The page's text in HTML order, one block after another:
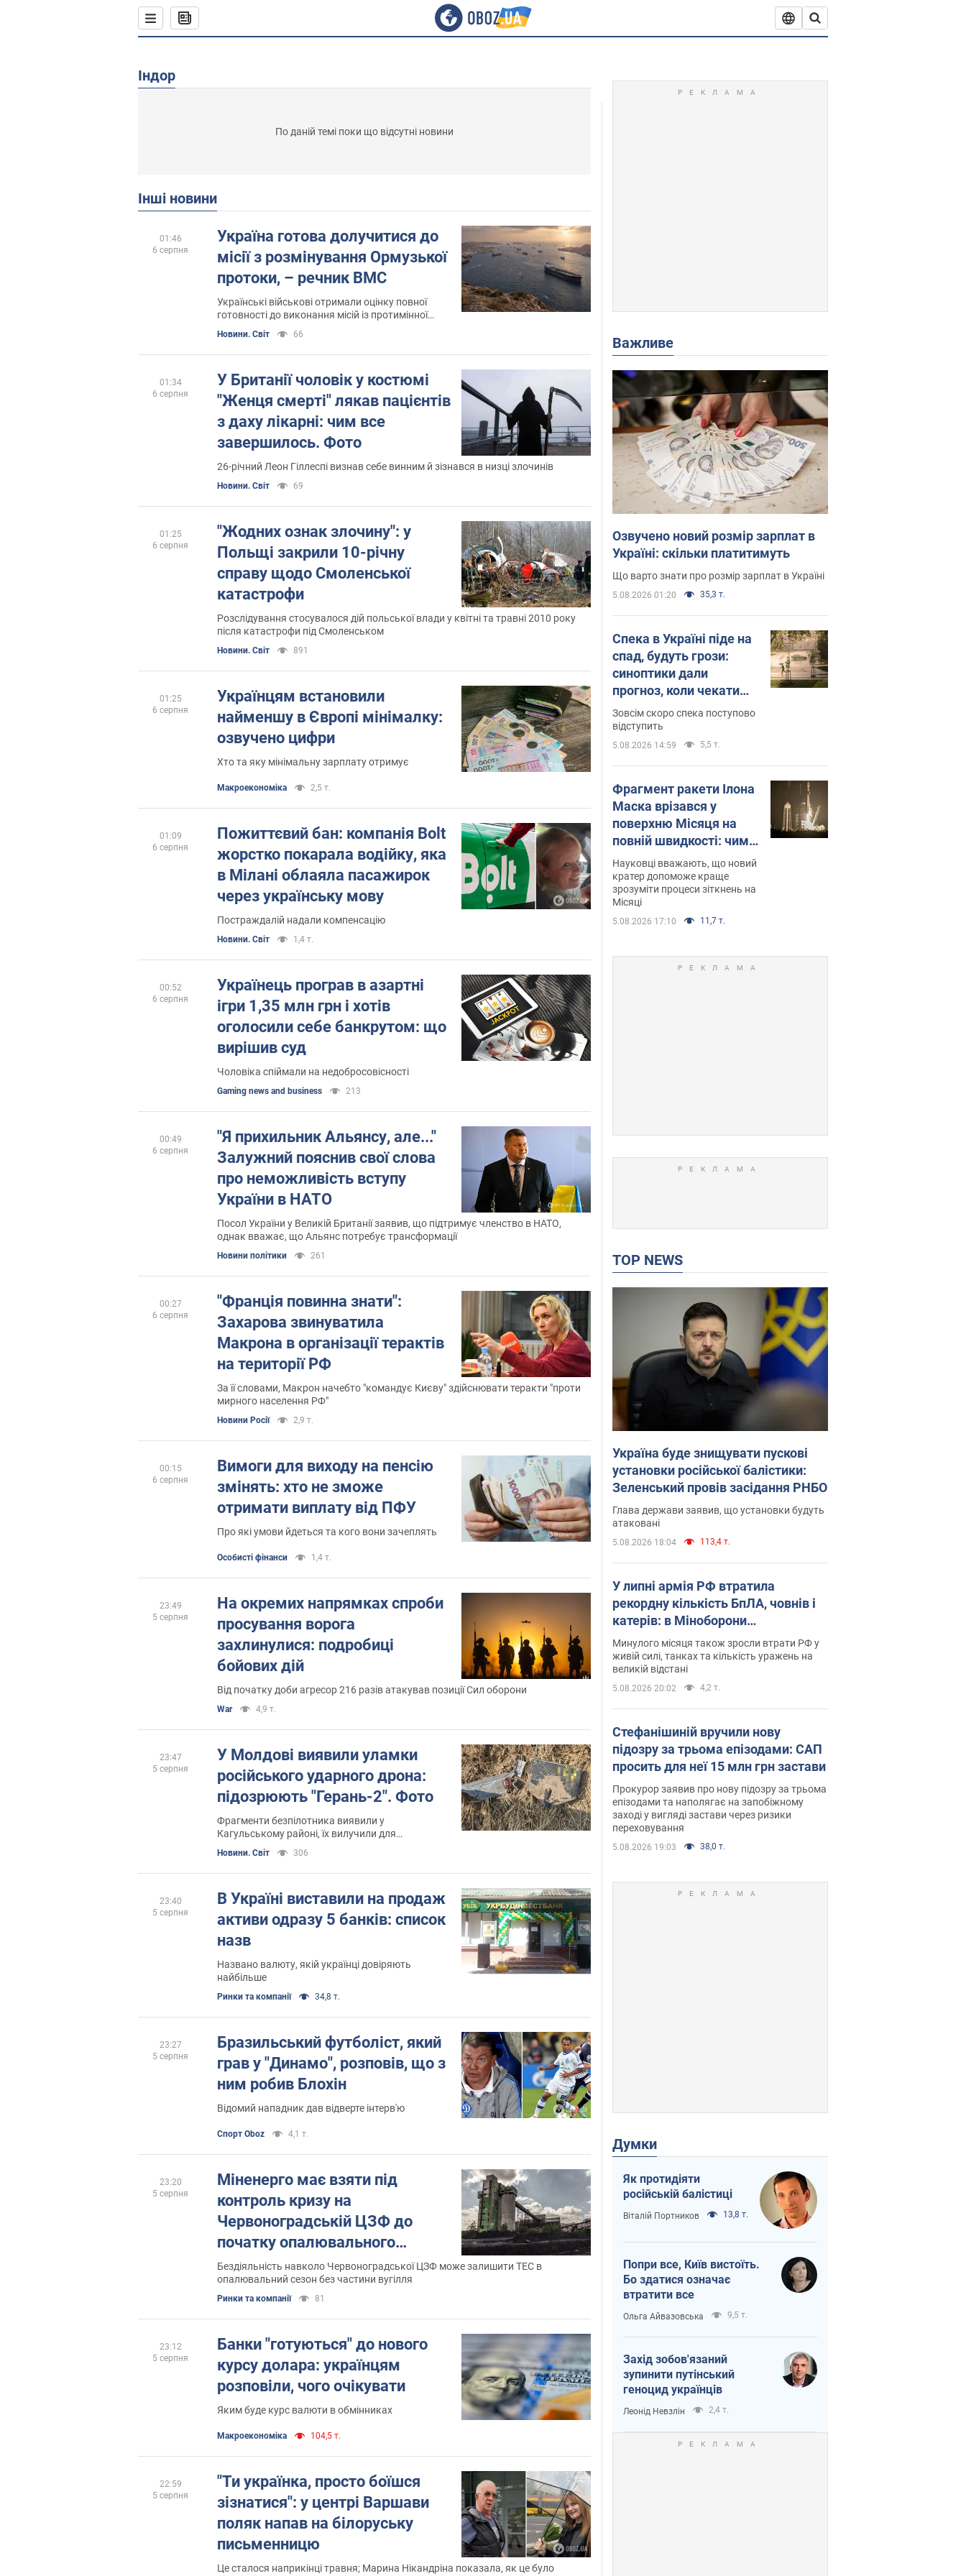
Індор
По даній темі поки що відсутні новини
Інші новини
Україна готова долучитися до
місії з розмінування Ормузької
протоки, – речник ВМС
Українські військові отримали оцінку повної
готовності до виконання місій із протимінної
діяльності під час навчань Sea Breeze 2026
Новини. Світ 66
01:46
6 серпня
У Британії чоловік у костюмі
"Женця смерті" лякав пацієнтів
з даху лікарні: чим все
завершилось. Фото
26-річний Леон Гіллеспі визнав себе винним й зізнався в низці злочинів
Новини. Світ 69
01:34
6 серпня
"Жодних ознак злочину": у
Польщі закрили 10-річну
справу щодо Смоленської
катастрофи
Розслідування стосувалося дій польської влади у квітні та травні 2010 року
після катастрофи під Смоленськом
Новини. Світ 891
01:25
6 серпня
Українцям встановили
найменшу в Європі мінімалку:
озвучено цифри
Хто та яку мінімальну зарплату отримує
Mакроекономіка 2,5 т.
01:25
6 серпня
Пожиттєвий бан: компанія Bolt
жорстко покарала водійку, яка
в Мілані облаяла пасажирок
через українську мову
Постраждалій надали компенсацію
Новини. Світ 1,4 т.
01:09
6 серпня
Українець програв в азартні
ігри 1,35 млн грн і хотів
оголосили себе банкрутом: що
вирішив суд
Чоловіка спіймали на недобросовісності
Gaming news and business 213
00:52
6 серпня
"Я прихильник Альянсу, але..."
Залужний пояснив свої слова
про неможливість вступу
України в НАТО
Посол України у Великій Британії заявив, що підтримує членство в НАТО,
однак вважає, що Альянс потребує трансформації
Новини політики 261
00:49
6 серпня
"Франція повинна знати":
Захарова звинуватила
Макрона в організації терактів
на території РФ
За її словами, Макрон начебто "командує Києву" здійснювати теракти "проти
мирного населення РФ"
Новини Росії 2,9 т.
00:27
6 серпня
Вимоги для виходу на пенсію
змінять: хто не зможе
отримати виплату від ПФУ
Про які умови йдеться та кого вони зачеплять
Особисті фінанси 1,4 т.
00:15
6 серпня
На окремих напрямках спроби
просування ворога
захлинулися: подробиці
бойових дій
Від початку доби агресор 216 разів атакував позиції Сил оборони
War 4,9 т.
23:49
5 серпня
У Молдові виявили уламки
російського ударного дрона:
підозрюють "Герань-2". Фото
Фрагменти безпілотника виявили у
Кагульському районі, їх вилучили для
проведення експертиз
Новини. Світ 306
23:47
5 серпня
В Україні виставили на продаж
активи одразу 5 банків: список
назв
Названо валюту, якій українці довіряють
найбільше
Ринки та компанії 34,8 т.
23:40
5 серпня
Бразильський футболіст, який
грав у "Динамо", розповів, що з
ним робив Блохін
Відомий нападник дав відверте інтерв'ю
Спорт Oboz 4,1 т.
23:27
5 серпня
Міненерго має взяти під
контроль кризу на
Червоноградській ЦЗФ до
початку опалювального
сезону, – Омельченко
Бездіяльність навколо Червоноградської ЦЗФ може залишити ТЕС в
опалювальний сезон без частини вугілля
Ринки та компанії 81
23:20
5 серпня
Банки "готуються" до нового
курсу долара: українцям
розповіли, чого очікувати
Яким буде курс валюти в обмінниках
Mакроекономіка 104,5 т.
23:12
5 серпня
"Ти українка, просто боїшся
зізнатися": у центрі Варшави
поляк напав на білоруську
письменницю
Це сталося наприкінці травня; Марина Нікандріна показала, як це було
22:59
5 серпня
Важливе
Озвучено новий розмір зарплат в
Україні: скільки платитимуть
Що варто знати про розмір зарплат в Україні
5.08.2026 01:20 35,3 т.
Спека в Україні піде на
спад, будуть грози:
синоптики дали
прогноз, коли чекати
зміни погоди
Зовсім скоро спека поступово
відступить
5.08.2026 14:59 5,5 т.
Фрагмент ракети Ілона
Маска врізався у
поверхню Місяця на
повній швидкості: чим
усе завершилось
Науковці вважають, що новий
кратер допоможе краще
зрозуміти процеси зіткнень на
Місяці
5.08.2026 17:10 11,7 т.
TOP NEWS
Україна буде знищувати пускові
установки російської балістики:
Зеленський провів засідання РНБО
Глава держави заявив, що установки будуть
атаковані
5.08.2026 18:04 113,4 т.
У липні армія РФ втратила
рекордну кількість БпЛА, човнів і
катерів: в Міноборони
оприлюднили статистику
Минулого місяця також зросли втрати РФ у
живій силі, танках та кількість уражень на
великій відстані
5.08.2026 20:02 4,2 т.
Стефанішиній вручили нову
підозру за трьома епізодами: САП
просить для неї 15 млн грн застави
Прокурор заявив про нову підозру за трьома
епізодами та наполягає на запобіжному
заході у вигляді застави через ризики
переховування
5.08.2026 19:03 38,0 т.
Думки
Як протидіяти
російській балістиці
Віталій Портников 13,8 т.
Попри все, Київ вистоїть.
Бо здатися означає
втратити все
Ольга Айвазовська 9,5 т.
Захід зобов'язаний
зупинити путінський
геноцид українців
Леонід Невзлін 2,4 т.